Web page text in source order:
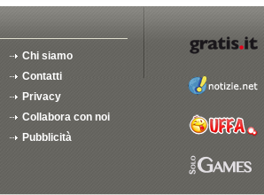
Chi siamo
Contatti
Privacy
Collabora con noi
Pubblicità